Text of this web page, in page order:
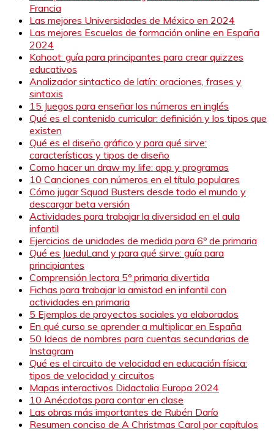
Francia
Las mejores Universidades de México en 2024
Las mejores Escuelas de formación online en España
2024
Kahoot: guía para principantes para crear quizzes
educativos
Analizador sintactico de latín: oraciones, frases y
sintaxis
15 Juegos para enseñar los números en inglés
Qué es el contenido curricular: definición y los tipos que
existen
Qué es el diseño gráfico y para qué sirve:
características y tipos de diseño
Como hacer un draw my life: app y programas
10 Canciones con números en el título populares
Cómo jugar Squad Busters desde todo el mundo y
descargar beta versión
Actividades para trabajar la diversidad en el aula
infantil
Ejercicios de unidades de medida para 6º de primaria
Qué es JueduLand y para qué sirve: guía para
principiantes
Comprensión lectora 5º primaria divertida
Fichas para trabajar la amistad en infantil con
actividades en primaria
5 Ejemplos de proyectos sociales ya elaborados
En qué curso se aprender a multiplicar en España
50 Ideas de nombres para cuentas secundarias de
Instagram
Qué es el circuito de velocidad en educación física:
tipos de velocidad y circuitos
Mapas interactivos Didactalia Europa 2024
10 Anécdotas para contar en clase
Las obras más importantes de Rubén Darío
Resumen conciso de A Christmas Carol por capítulos